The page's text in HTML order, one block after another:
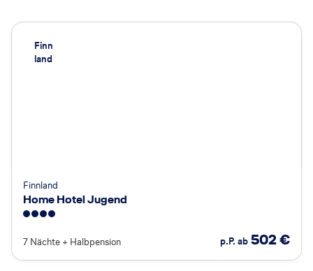
Finn
land
Finnland
Home Hotel Jugend
7 Nächte + Halbpension p.P. ab 502€